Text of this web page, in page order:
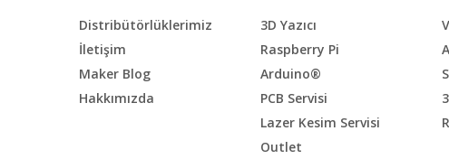
Distribütörlüklerimiz
İletişim
Maker Blog
Hakkımızda
3D Yazıcı
Raspberry Pi
Arduino®
PCB Servisi
Lazer Kesim Servisi
Outlet